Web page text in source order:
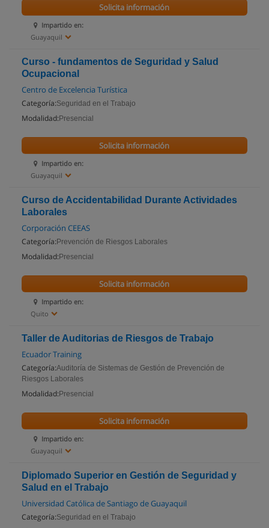
Impartido en:
Guayaquil
Solicita información
Curso - fundamentos de Seguridad y Salud
Ocupacional
Centro de Excelencia Turística
Categoría:Seguridad en el Trabajo
Modalidad: Presencial
Impartido en:
Guayaquil
Solicita información
Curso de Accidentabilidad Durante Actividades
Laborales
Corporación CEEAS
Categoría: Prevención de Riesgos Laborales
Modalidad: Presencial
Impartido en:
Quito
Solicita información
Taller de Auditorias de Riesgos de Trabajo
Ecuador Training
Categoría:Auditoría de Sistemas de Gestión de Prevención de
Riesgos Laborales
Modalidad: Presencial
Impartido en:
Guayaquil
Solicita información
Diplomado Superior en Gestión de Seguridad y
Salud en el Trabajo
Universidad Católica de Santiago de Guayaquil
Categoría:Seguridad en el Trabajo